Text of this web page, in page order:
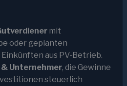
mit
oder geplanten
aus PV-Betrieb.
Unternehmer, die Gewinne
steuerlich